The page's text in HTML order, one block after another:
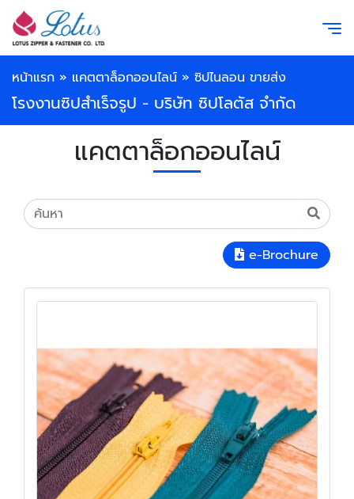
หน้าแรก » แคตตาล็อกออนไลน์ » ซิปไนลอน ขายส่ง
โรงงานซิปสำเร็จรูป - บริษัท ซิปโลตัส จำกัด
แคตตาล็อกออนไลน์
e-Brochure